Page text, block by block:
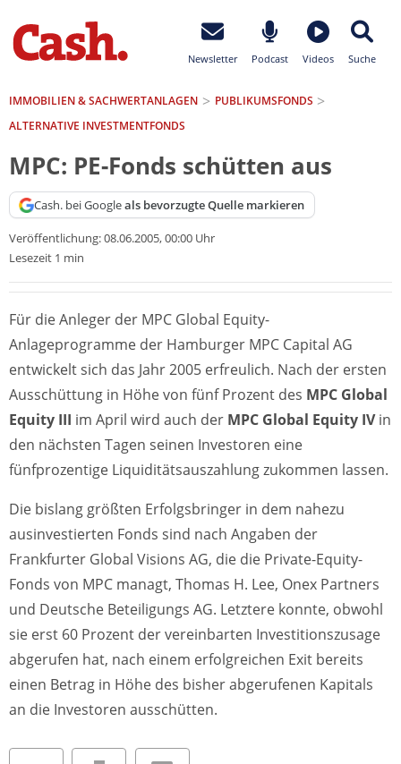
Newsletter Podcast Videos Suche
IMMOBILIEN & SACHWERTANLAGEN
PUBLIKUMSFONDS
ALTERNATIVE INVESTMENTFONDS
MPC: PE-Fonds schütten aus
Cash. bei Googleals bevorzugte Quelle markieren
Veröffentlichung:08.06.2005, 00:00 Uhr
Lesezeit 1 min
Für die Anleger der MPC Global Equity-
Anlageprogramme der Hamburger MPC Capital AG
entwickelt sich das Jahr 2005 erfreulich. Nach der ersten
Ausschüttung in Höhe von fünf Prozent des MPC Global
Equity III im April wird auch der MPC Global Equity IVin
den nächsten Tagen seinen Investoren eine
fünfprozentige Liquiditätsauszahlung zukommen lassen.
Die bislang größten Erfolgsbringer in dem nahezu
ausinvestierten Fonds sind nach Angaben der
Frankfurter Global Visions AG, die die Private-Equity-
Fonds von MPC managt, Thomas H. Lee, Onex Partners
und Deutsche Beteiligungs AG. Letztere konnte, obwohl
sie erst 60 Prozent der vereinbarten Investitionszusage
abgerufen hat, nach einem erfolgreichen Exit bereits
einen Betrag in Höhe des bisher abgerufenen Kapitals
an die Investoren ausschütten.